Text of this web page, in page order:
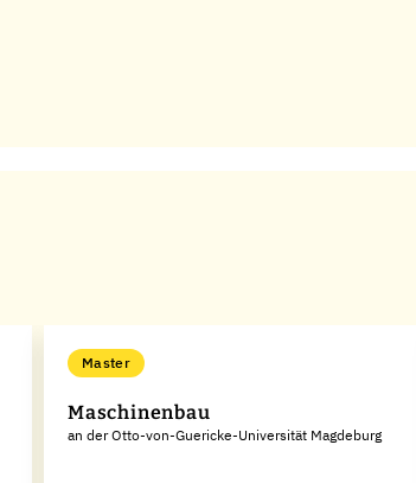
Master
Maschinenbau
an der Otto-von-Guericke-Universität Magdeburg